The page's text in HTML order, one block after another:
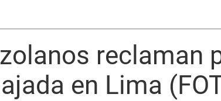
reclaman
en Lima